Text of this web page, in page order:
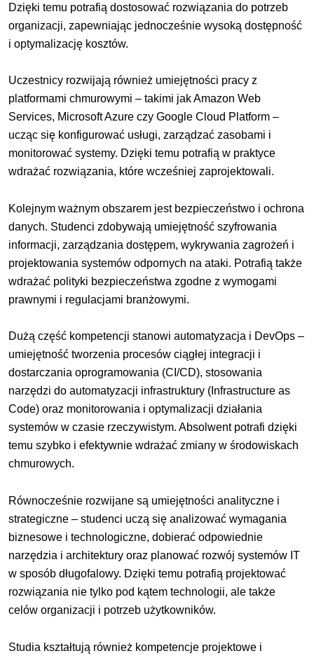
Dzięki temu potrafią dostosować rozwiązania do potrzeb
organizacji, zapewniając jednocześnie wysoką dostępność
i optymalizację kosztów.
Uczestnicy rozwijają również umiejętności pracy z
platformami chmurowymi – takimi jak Amazon Web
Services, Microsoft Azure czy Google Cloud Platform –
ucząc się konfigurować usługi, zarządzać zasobami i
monitorować systemy. Dzięki temu potrafią w praktyce
wdrażać rozwiązania, które wcześniej zaprojektowali.
Kolejnym ważnym obszarem jest bezpieczeństwo i ochrona
danych. Studenci zdobywają umiejętność szyfrowania
informacji, zarządzania dostępem, wykrywania zagrożeń i
projektowania systemów odpornych na ataki. Potrafią także
wdrażać polityki bezpieczeństwa zgodne z wymogami
prawnymi i regulacjami branżowymi.
Dużą część kompetencji stanowi automatyzacja i DevOps –
umiejętność tworzenia procesów ciągłej integracji i
dostarczania oprogramowania (CI/CD), stosowania
narzędzi do automatyzacji infrastruktury (Infrastructure as
Code) oraz monitorowania i optymalizacji działania
systemów w czasie rzeczywistym. Absolwent potrafi dzięki
temu szybko i efektywnie wdrażać zmiany w środowiskach
chmurowych.
Równocześnie rozwijane są umiejętności analityczne i
strategiczne – studenci uczą się analizować wymagania
biznesowe i technologiczne, dobierać odpowiednie
narzędzia i architektury oraz planować rozwój systemów IT
w sposób długofalowy. Dzięki temu potrafią projektować
rozwiązania nie tylko pod kątem technologii, ale także
celów organizacji i potrzeb użytkowników.
Studia kształtują również kompetencje projektowe i